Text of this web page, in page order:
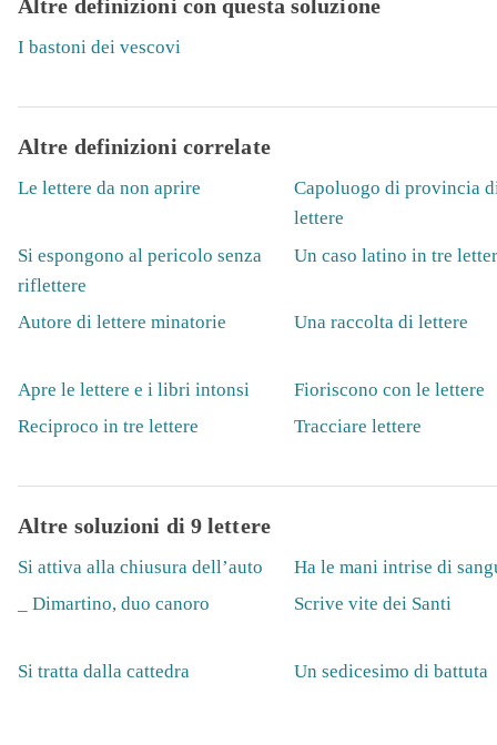
Altre definizioni con questa soluzione
I bastoni dei vescovi
Altre definizioni correlate
Le lettere da non aprire
Capoluogo di provincia
lettere
Si espongono al pericolo senza
riflettere
Un caso latino in tre
Autore di lettere minatorie Una raccolta di lettere
Apre le lettere e i libri intonsi
Fioriscono con le lettere
Reciproco in tre lettere
Tracciare lettere
Altre soluzioni di 9 lettere
Si attiva alla chiusura dell’auto
Ha le mani intrise di
_ Dimartino, duo canoro
Scrive vite dei Santi
Si tratta dalla cattedra Un sedicesimo di battuta